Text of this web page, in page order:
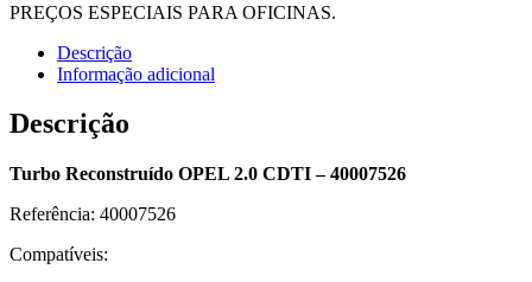
PREÇOS ESPECIAIS PARA OFICINAS.
Descrição
Informação adicional
Descrição
Turbo Reconstruído OPEL 2.0 CDTI – 40007526
Referência: 40007526
Compatíveis: